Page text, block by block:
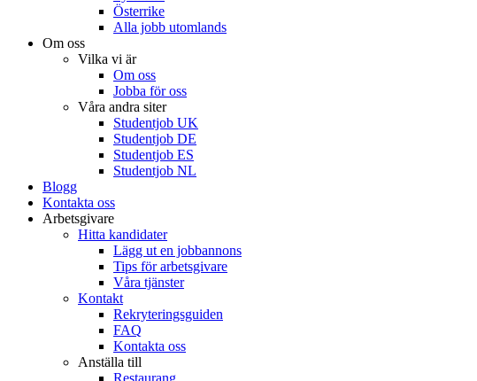
Österrike
Alla jobb utomlands
Om oss
Vilka vi är
Om oss
Jobba för oss
Våra andra siter
Studentjob UK
Studentjob DE
Studentjob ES
Studentjob NL
Blogg
Kontakta oss
Arbetsgivare
Hitta kandidater
Lägg ut en jobbannons
Tips för arbetsgivare
Våra tjänster
Kontakt
Rekryteringsguiden
FAQ
Kontakta oss
Anställa till
Restaurang